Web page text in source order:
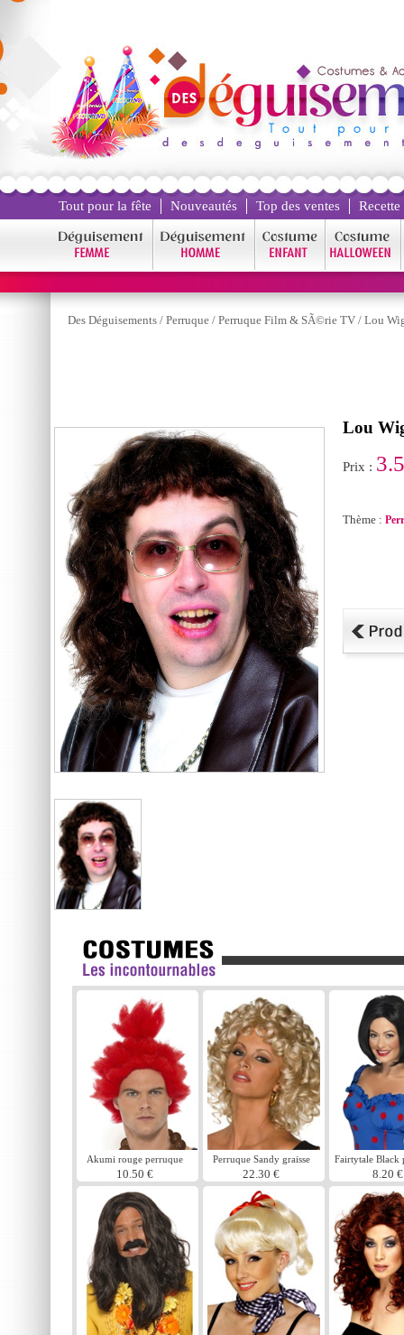
Tout pour la fête Nouveautés Top des ventes
Des Déguisements / Perruque / Perruque Film & SÃ©rie TV / Lou
Lou
Prix :
Thème :
Akumi rouge perruque
10.50 €
Perruque Sandy graisse
22.30 €
Fairtytale Black
8.20 €